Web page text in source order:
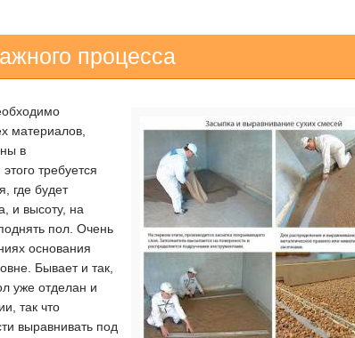
процесса
материалов,
в
требуется
где будет
и высоту, на
пол. Очень
основания
Бывает и так,
уже отделан и
так что
выравнивать под